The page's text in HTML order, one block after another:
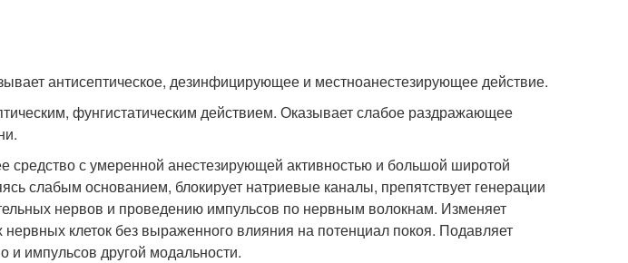
антисептическое, дезинфицирующее и местноанестезирующее действие.
фунгистатическим действием. Оказывает слабое раздражающее
средство с умеренной анестезирующей активностью и большой широтой
слабым основанием, блокирует натриевые каналы, препятствует генерации
нервов и проведению импульсов по нервным волокнам. Изменяет
клеток без выраженного влияния на потенциал покоя. Подавляет
и импульсов другой модальности.